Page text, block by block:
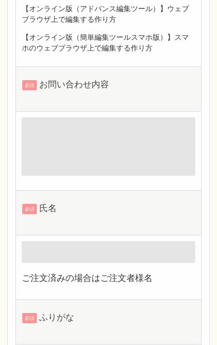
【オンライン版（アドバンス編集ツール）】ウェブ
ブラウザ上で編集する作り方
【オンライン版（簡単編集ツールスマホ版）】スマ
ホのウェブブラウザ上で編集する作り方
必須 お問い合わせ内容
必須 氏名
ご注文済みの場合はご注文者様名
必須 ふりがな